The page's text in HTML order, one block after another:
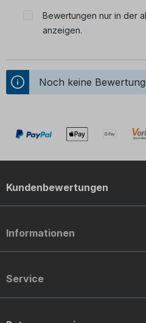
Bewertungen nur in der
anzeigen.
Noch keine
Kundenbewertungen
Informationen
Service